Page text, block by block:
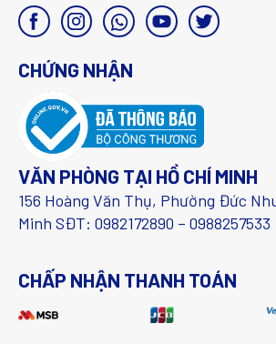
CHỨNG NHẬN
VĂN PHÒNG TẠI HỒ CHÍ MINH
156 Hoàng Văn Thụ, Phường Đức
Minh SĐT: 0982172890 – 0988257533
CHẤP NHẬN THANH TOÁN